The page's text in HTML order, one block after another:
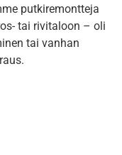
putkiremontteja
tai rivitaloon – oli
tai vanhan